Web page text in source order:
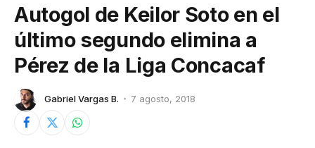
Autogol de Keilor Soto en el
último segundo elimina a
Pérez de la Liga Concacaf
Gabriel Vargas B. 7 agosto, 2018